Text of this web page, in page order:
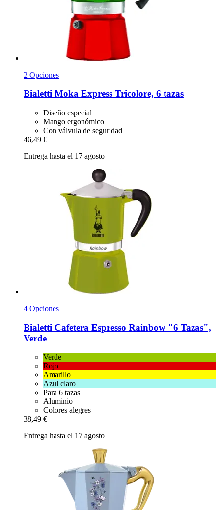
2 Opciones
Bialetti Moka Express Tricolore, 6 tazas
Diseño especial
Mango ergonómico
Con válvula de seguridad
46,49 €
Entrega hasta el 17 agosto
4 Opciones
Bialetti Cafetera Espresso Rainbow "6 Tazas",
Verde
Verde
Rojo
Amarillo
Azul claro
Para 6 tazas
Aluminio
Colores alegres
38,49 €
Entrega hasta el 17 agosto